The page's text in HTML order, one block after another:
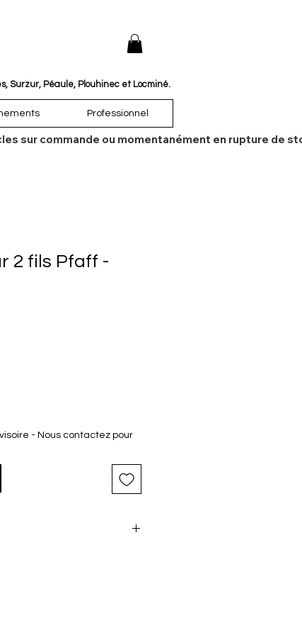
Surzur, Péaule, Plouhinec et Locminé.
Professionnel
commande ou momentanément en rupture de
2 fils Pfaff -
- Nous contactez pour